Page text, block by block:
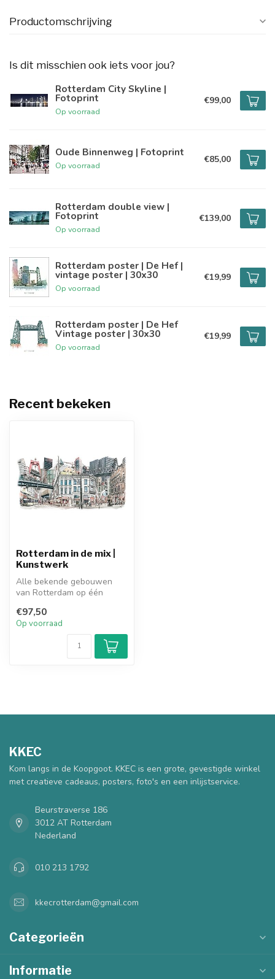
Productomschrijving
Is dit misschien ook iets voor jou?
Rotterdam City Skyline |
Fotoprint
Op voorraad
€99,00
Oude Binnenweg | Fotoprint
Op voorraad
€85,00
Rotterdam double view |
Fotoprint
Op voorraad
€139,00
Rotterdam poster | De Hef |
vintage poster | 30x30
Op voorraad
€19,99
Rotterdam poster | De Hef
Vintage poster | 30x30
Op voorraad
€19,99
Recent bekeken
Rotterdam in de mix |
Kunstwerk
Alle bekende gebouwen
van Rotterdam op één
geweldig kun...
€97,50
Op voorraad
KKEC
Kom langs in de Koopgoot. KKEC is een grote, gevestigde winkel
met creatieve cadeaus, posters, foto's en een inlijstservice.
Beurstraverse 186
3012 AT Rotterdam
Nederland
010 213 1792
kkecrotterdam@gmail.com
Categorieën
Informatie